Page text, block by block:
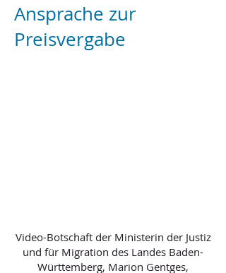
Ansprache zur
Preisvergabe
Video-Botschaft der Ministerin der Justiz
und für Migration des Landes Baden-
Württemberg, Marion Gentges,